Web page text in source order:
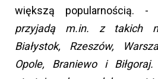
większą popularnością. -
przyjadą m.in. z takich
Białystok, Rzeszów,
Opole, Braniewo i Biłgoraj.